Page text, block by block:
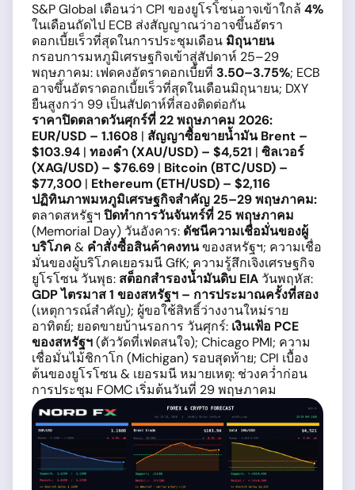
S&P Global เตือนว่า CPI ของยูโรโซนอาจเข้าใกล้ 4%
ในเดือนถัดไป ECB ส่งสัญญาณว่าอาจขึ้นอัตรา
ดอกเบี้ยเร็วที่สุดในการประชุมเดือน มิถุนายน
กรอบการมหภูมิเศรษฐกิจเข้าสู่สัปดาห์ 25–29
พฤษภาคม: เฟดคงอัตราดอกเบี้ยที่ 3.50–3.75%; ECB
อาจขึ้นอัตราดอกเบี้ยเร็วที่สุดในเดือนมิถุนายน; DXY
ยืนสูงกว่า 99 เป็นสัปดาห์ที่สองติดต่อกัน
ราคาปิดตลาดวันศุกร์ที่ 22 พฤษภาคม 2026:
EUR/USD – 1.1608 | สัญญาซื้อขายน้ำมัน Brent –
$103.94 | ทองคำ (XAU/USD) – $4,521 | ซิลเวอร์
(XAG/USD) – $76.69 | Bitcoin (BTC/USD) –
$77,300 | Ethereum (ETH/USD) – $2,116
ปฏิทินภาพมหภูมิเศรษฐกิจสำคัญ 25–29 พฤษภาคม:
ตลาดสหรัฐฯ ปิดทำการวันจันทร์ที่ 25 พฤษภาคม
(Memorial Day) วันอังคาร: ดัชนีความเชื่อมั่นของผู้
บริโภค & คำสั่งซื้อสินค้าคงทนของสหรัฐฯ; ความเชื่อ
มั่นของผู้บริโภคเยอรมนี GfK; ความรู้สึกเจิงเศรษฐกิจ
ยูโรโซน วันพุธ: สต็อกสำรองน้ำมันดิบ EIA วันพฤหัส:
GDP ไตรมาส 1 ของสหรัฐฯ – การประมาณครั้งที่สอง
(เหตุการณ์สำคัญ); ผู้ขอใช้สิทธิ์ว่างงานใหม่ราย
อาทิตย์; ยอดขายบ้านรอการ วันศุกร์: เงินเฟ้อ PCE
ของสหรัฐฯ(ตัววัดที่เฟดสนใจ); Chicago PMI; ความ
เชื่อมั่นไม้ชิกาโก (Michigan) รอบสุดท้าย; CPI เบื้อง
ต้นของยูโรโซน & เยอรมนี หมายเหตุ: ช่วงคว่ำก่อน
การประชุม FOMC เริ่มต้นวันที่ 29 พฤษภาคม